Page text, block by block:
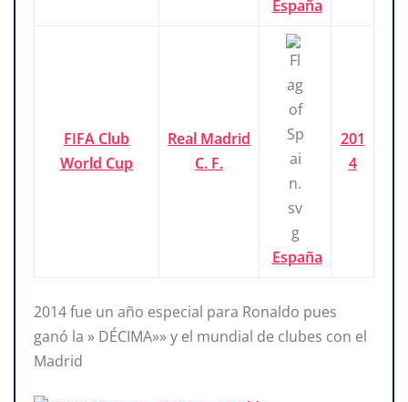
España
FIFA Club
World Cup
Real Madrid
C. F.
España
201
4
2014 fue un año especial para Ronaldo pues
ganó la » DÉCIMA»» y el mundial de clubes con el
Madrid